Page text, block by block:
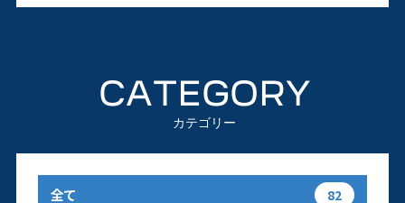
CATEGORY
カテゴリー
全て 82